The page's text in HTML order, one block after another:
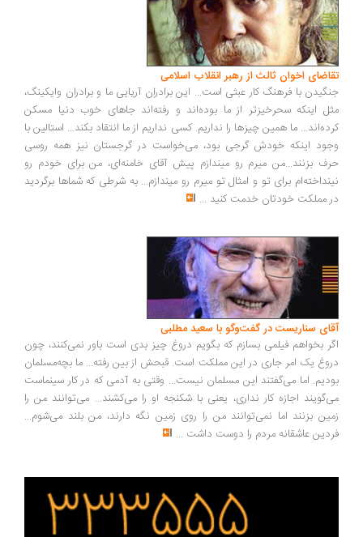
اخوان ثالث از رهبر انقلاب اسلامی
با فرهنگ کار عبثی است... این برادران آریایی ما و برادران وایکینگ،
اینکه سحرخیزتر از ما بوده‌اند و رفته‌اند جاهای خوب دنیا مسکن
ما همین چیزها را نداریم. کسی نداریم از ما انتقاد بکند... استالین با
اینکه خودش گرجی بود، می‌خواست در گرجستان نیز همه روسی
بزنند...من میرم رو میندازم پیش آقای خامنه‌ای، من برای خودم رو
برای تو و امثال تو میرم رو میندازم... به شرطی که شماها برگردید
مملکت خودتان خدمت کنید...
سناریست در گفت‌وگو با سعید مطلبی
بخواهم فیلمی بسازم که بگویم دروغ چیز بدی است باور نمی‌کنند، چون
یک امر جاری در این مملکت است. قبحش از بین رفته... ما بچه‌مسلمان
اما می‌گفتند این مسلمان نیست... وقتی به آدمی که در کار سینماست
اجازه کار نداری، یعنی با شکنجه او را می‌کشند... می‌توانند من را
بزنند اما نمی‌توانند من را روی زمین نگه دارند، من بلند می‌شوم...
عاشقانه مردم را دوست داشت ...